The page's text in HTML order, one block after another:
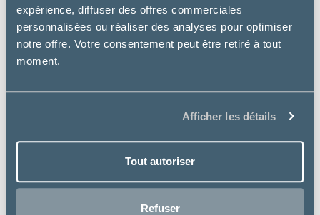
expérience, diffuser des offres commerciales
personnalisées ou réaliser des analyses pour optimiser
notre offre. Votre consentement peut être retiré à tout
moment.
Afficher les détails
Tout autoriser
Refuser